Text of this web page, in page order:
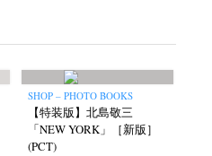
SHOP – PHOTO BOOKS
【特装版】北島敬三
「NEW YORK」［新版］
(PCT)